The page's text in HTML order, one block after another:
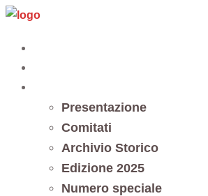
Vai
contenuto
Presentazione
Comitati
Archivio Storico
Edizione 2025
Numero speciale